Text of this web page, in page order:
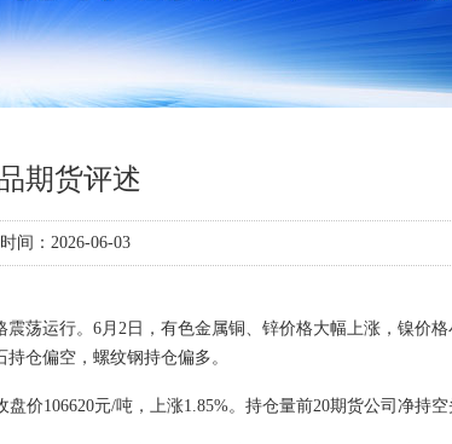
期货评述
时间：2026-06-03
荡运行。 6月 2 日，有色金属铜、锌价格大幅上涨，镍价
仓偏空，螺纹钢持仓偏多。
盘价106620元/吨，上涨1.85%。持仓量前20期货公司净持